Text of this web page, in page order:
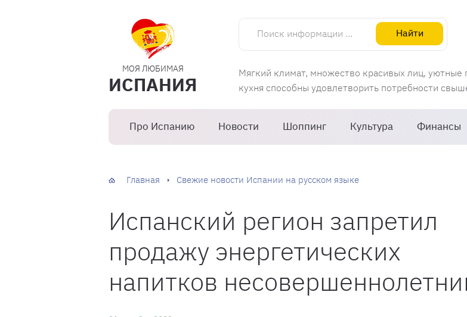
МОЯ ЛЮБИМАЯ
ИСПАНИЯ
Поиск информации об Испании
Найти
Мягкий климат, множество красивых лиц, уютные
кухня способны удовлетворить потребности
Про Испанию Новости Шоппинг Культура Финансы
Главная Свежие новости Испании на русском языке
Испанский регион запретил
продажу энергетических
напитков